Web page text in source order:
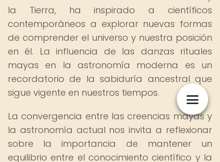
la Tierra, ha inspirado a científicos
contemporáneos a explorar nuevas formas
de comprender el universo y nuestra posición
en él. La influencia de las danzas rituales
mayas en la astronomía moderna es un
recordatorio de la sabiduría ancestral que
sigue vigente en nuestros tiempos.
La convergencia entre las creencias mayas y
la astronomía actual nos invita a reflexionar
sobre la importancia de mantener un
equilibrio entre el conocimiento científico y la